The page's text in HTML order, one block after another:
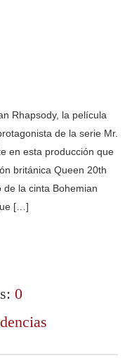
Rhapsody, la película
de la serie Mr.
en esta producción que
británica Queen 20th
la cinta Bohemian
[…]
0